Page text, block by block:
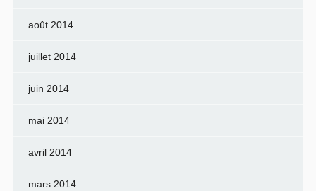
août 2014
juillet 2014
juin 2014
mai 2014
avril 2014
mars 2014